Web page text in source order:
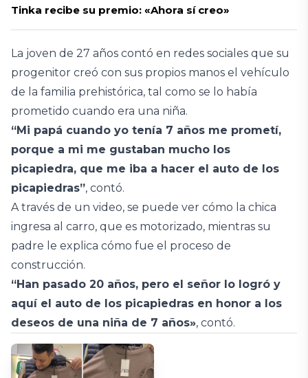
Tinka recibe su premio: «Ahora sí creo»
La joven de 27 años contó en redes sociales que su
progenitor creó con sus propios manos el vehículo
de la familia prehistórica, tal como se lo había
prometido cuando era una niña.
“Mi papá cuando yo tenía 7 años me prometí,
porque a mi me gustaban mucho los
picapiedra, que me iba a hacer el auto de los
picapiedras”, contó.
A través de un video, se puede ver cómo la chica
ingresa al carro, que es motorizado, mientras su
padre le explica cómo fue el proceso de
construcción.
“Han pasado 20 años, pero el señor lo logró y
aquí el auto de los picapiedras en honor a los
deseos de una niña de 7 años», contó.